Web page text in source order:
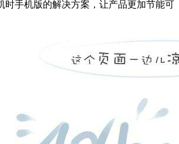
时手机版的解决方案，让产品更加节能可